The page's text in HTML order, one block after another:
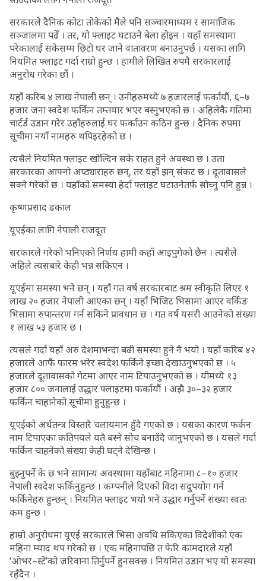
सरकारले दैनिक कोटा तोकेको मैले पनि सञ्चारमाध्यम र सामाजिक
सञ्जालमा पढेँ । तर, यो फ्लाइट घटाउने बेला होइन । यहाँ समस्यामा
परेकालाई सकेसम्म छिटो घर जाने वातावरण बनाउनुपर्छ । यसका लागि
नियमित फ्लाइट गर्दा राम्रो हुन्छ । हामीले लिखित रुपमै सरकारलाई
अनुरोध गरेका छौं ।
यहाँ करिब ४ लाख नेपाली छन् । उनीहरुमध्ये ७ हजारलाई फर्कायौं, ६–७
हजार जना स्वदेश फर्किन तम्तयार भएर बस्नुभएको छ । अहिलेकै गतिमा
चार्टर्ड उडान गरेर उहाँहरुलाई घर फर्काउन कठिन हुन्छ । दैनिक रुपमा
सूचीमा नयाँ नामहरु थपिइरहेको छ ।
त्यसैले नियमित फ्लाइट खोल्दिन सके राहत हुने अवस्था छ । उता
सरकारका आफ्नो अप्ठ्याराहरु छन्, तर यहाँ झन् संकट छ । दूतावासले
सक्ने गरेको छ । यहाँको समस्या हेर्दा फ्लाइट घटाउनेतर्फ सोच्नु पनि हुन्न ।
कृष्णप्रसाद ढकाल
यूएईका लागि नेपाली राजदूत
सरकारले गरेको भनिएको निर्णय हामी कहाँ आइपुगेको छैन । त्यसैले
अहिले त्यसबारे केही भन्न सकिएन ।
यूएईमा समस्या भने छन् । यहाँ गत वर्ष सरकारबाट श्रम स्वीकृति लिएर १
लाख २० हजार नेपाली आएका छन् । यहाँ भिजिट भिसामा आएर वर्किङ
भिसामा रुपान्तरण गर्न सकिने प्रावधान छ । गत वर्ष यसरी आउनेको संख्या
१ लाख ५३ हजार छ ।
त्यसले गर्दा यहाँ अरु देशमाभन्दा बढी समस्या हुने नै भयो । यहाँ करिब ४२
हजारले आफैं फारम भरेर स्वदेश फर्किने इच्छा देखाउनुभएको छ । ५
हजारले दूतावासको गेटमा आएर नाम टिपाउनुभएको छ । यीमध्ये १३
हजार ८०० जनालाई उद्धार फ्लाइटमा फर्कायौं । अझै ३०–३२ हजार
फर्किन चाहानेको सूचीमा हुनुहुन्छ ।
यूएईको अर्थतन्त्र विस्तारै चलायमान हुँदै गएको छ । यसका कारण फर्कन
नाम टिपाएका कतिपयले यतै बस्ने सोच बनाउँदै जानुभएको छ । यसले गर्दा
फर्किन चाहनेको संख्या केही घट्ने देखिन्छ ।
बुझ्नुपर्ने के छ भने सामान्य अवस्थामा यहाँबाट महिनामा ८–१० हजार
नेपाली स्वदेश फर्किनुहुन्छ । कम्पनीले दिएको विदा सदुपयोग गर्न
फर्किनेहरु हुन्छन् । नियमित फ्लाइट भयो भने उद्धार गर्नुपर्ने संख्या स्वतः
कम हुन्छ ।
हाम्रो अनुरोधमा यूएई सरकारले भिसा अवधि सकिएका विदेशीको एक
महिना म्याद थप गरेको छ । एक महिनापछि त फेरि कामदारले यहाँ
‘ओभर–स्टे’को जरिवाना तिर्नुपर्ने हुनसक्छ । नियमित उडान भए यो समस्या
रहँदैन ।